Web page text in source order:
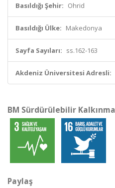
Basıldığı Şehir: Ohrid
Basıldığı Ülke: Makedonya
Sayfa Sayıları: ss.162-163
Akdeniz Üniversitesi Adresli:
BM Sürdürülebilir
Paylaş